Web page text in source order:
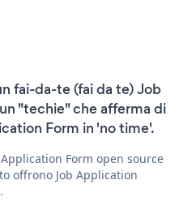
fai-da-te (fai da te) Job
"techie" che afferma di
Form in 'no time'.
Form open source
offrono Job Application